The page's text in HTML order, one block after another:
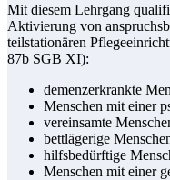
Mit diesem Lehrgang
Aktivierung von
teilstationären
87b SGB XI):
demenzerkrankte
Menschen mit einer
vereinsamte
bettlägerige
hilfsbedürftige
Menschen mit einer